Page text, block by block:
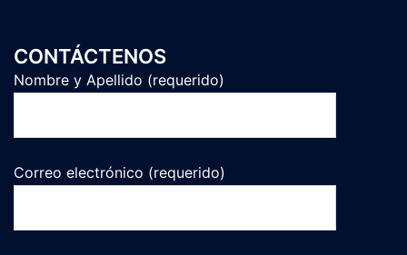
CONTÁCTENOS
Nombre y Apellido (requerido)
Correo electrónico (requerido)